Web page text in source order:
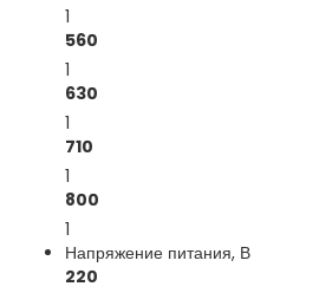
1
560
1
630
1
710
1
800
1
Напряжение питания, В
220